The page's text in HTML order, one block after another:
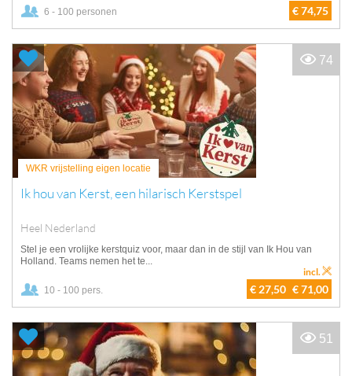
6 - 100 personen € 74,75
WKR vrijstelling eigen locatie
Ik hou van Kerst, een hilarisch Kerstspel
Heel Nederland
Stel je een vrolijke kerstquiz voor, maar dan in de stijl van Ik Hou van
Holland. Teams nemen het te...
10 - 100 pers. € 27,50 € 71,00
incl.
74
51